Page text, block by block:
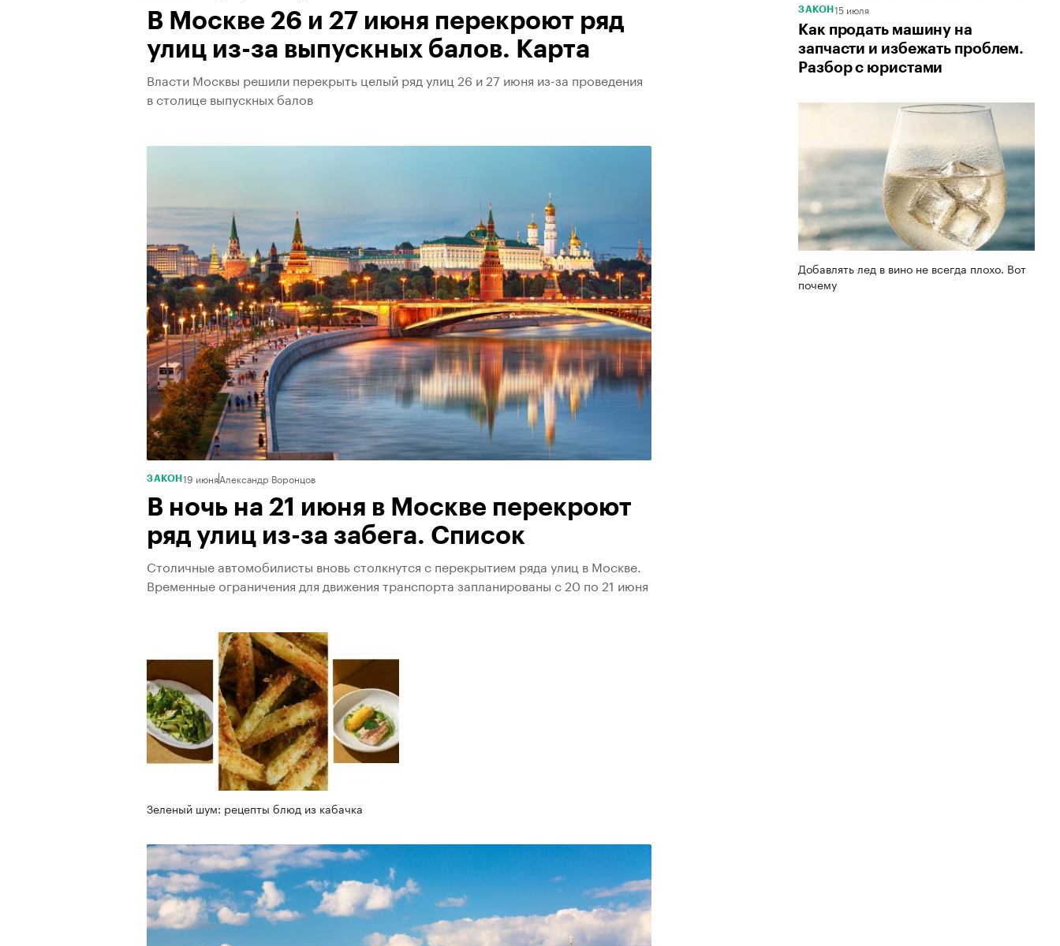
В Москве 26 и 27 июня перекроют ряд
улиц из-за выпускных балов. Карта
Власти Москвы решили перекрыть целый ряд улиц 26 и 27 июня из-за проведения
в столице выпускных балов
ЗАКОН 19 июняАлександр Воронцов
В ночь на 21 июня в Москве перекроют
ряд улиц из-за забега. Список
Столичные автомобилисты вновь столкнутся с перекрытием ряда улиц в Москве.
Временные ограничения для движения транспорта запланированы с 20 по 21 июня
Зеленый шум: рецепты блюд из кабачка
ЗАКОН 15 июля
Как продать машину на
запчасти и избежать проблем.
Разбор с юристами
Добавлять лед в вино не всегда плохо. Вот
почему